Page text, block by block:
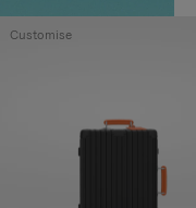
Customise